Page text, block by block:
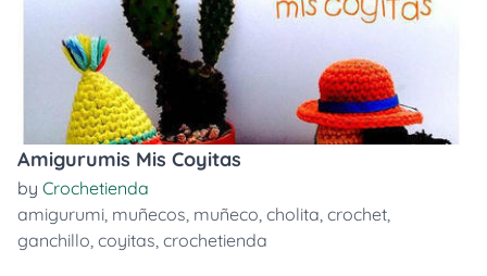
Amigurumis Mis Coyitas
by Crochetienda
amigurumi, muñecos, muñeco, cholita, crochet,
ganchillo, coyitas, crochetienda